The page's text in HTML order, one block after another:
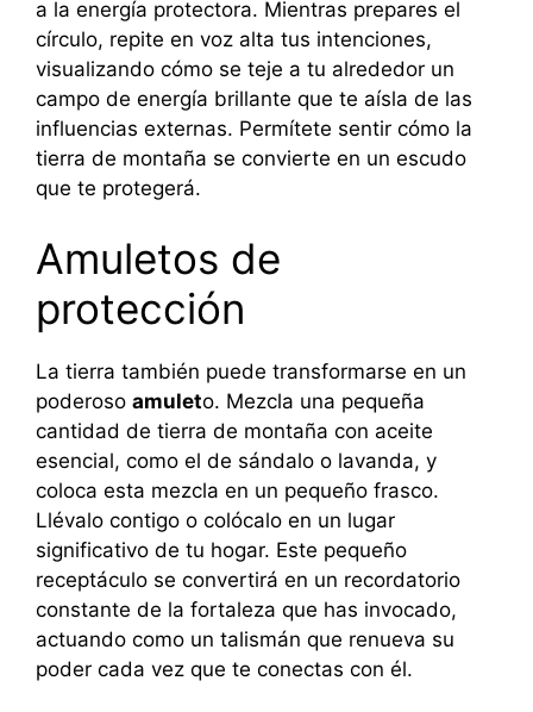
a la energía protectora. Mientras prepares el
círculo, repite en voz alta tus intenciones,
visualizando cómo se teje a tu alrededor un
campo de energía brillante que te aísla de las
influencias externas. Permítete sentir cómo la
tierra de montaña se convierte en un escudo
que te protegerá.
Amuletos de
protección
La tierra también puede transformarse en un
poderoso amuleto. Mezcla una pequeña
cantidad de tierra de montaña con aceite
esencial, como el de sándalo o lavanda, y
coloca esta mezcla en un pequeño frasco.
Llévalo contigo o colócalo en un lugar
significativo de tu hogar. Este pequeño
receptáculo se convertirá en un recordatorio
constante de la fortaleza que has invocado,
actuando como un talismán que renueva su
poder cada vez que te conectas con él.